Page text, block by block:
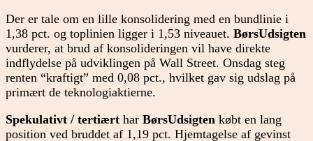
Der er tale om en lille konsolidering med en bundlinie i
1,38 pct. og toplinien ligger i 1,53 niveauet. BørsUdsigten
vurderer, at brud af konsolideringen vil have direkte
indflydelse på udviklingen på Wall Street. Onsdag steg
renten “kraftigt” med 0,08 pct., hvilket gav sig udslag på
primært de teknologiaktierne.
Spekulativt / tertiært har BørsUdsigten købt en lang
position ved bruddet af 1,19 pct. Hjemtagelse af gevinst